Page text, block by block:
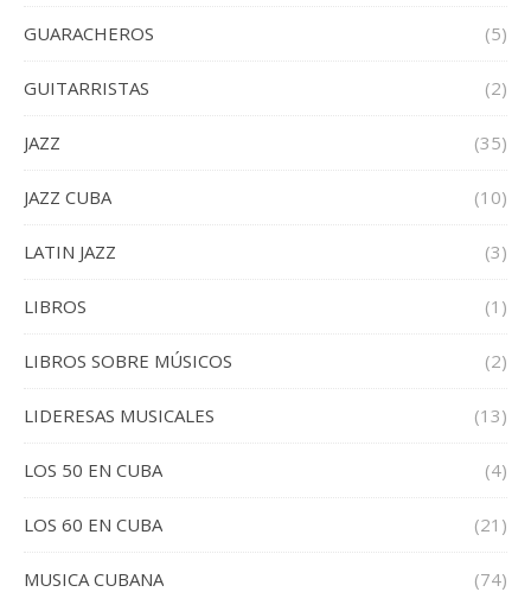
GUARACHEROS (5)
GUITARRISTAS (2)
JAZZ (35)
JAZZ CUBA (10)
LATIN JAZZ (3)
LIBROS (1)
LIBROS SOBRE MÚSICOS (2)
LIDERESAS MUSICALES (13)
LOS 50 EN CUBA (4)
LOS 60 EN CUBA (21)
MUSICA CUBANA (74)